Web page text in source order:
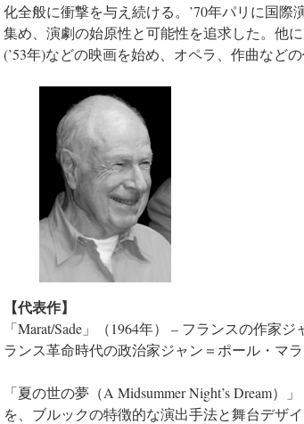
プ
化全般に衝撃を与え続ける。’70年パリに国
集め、演劇の始原性と可能性を追求した。他
(’53年)などの映画を始め、オペラ、作曲などの
【代表作】
「Marat/Sade」（1964年） – フランスの作家
ランス革命時代の政治家ジャン＝ポール・マ
「夏の世の夢（A Midsummer Night’s Dream
を、ブルックの特徴的な演出手法と舞台デザイ